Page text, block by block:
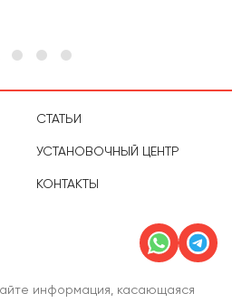
СТАТЬИ
УСТАНОВОЧНЫЙ ЦЕНТР
КОНТАКТЫ
информация, касающаяся